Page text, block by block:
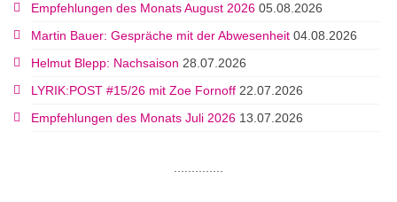
Empfehlungen des Monats August 2026 05.08.2026
Martin Bauer: Gespräche mit der Abwesenheit 04.08.2026
Helmut Blepp: Nachsaison 28.07.2026
LYRIK:POST #15/26 mit Zoe Fornoff 22.07.2026
Empfehlungen des Monats Juli 2026 13.07.2026